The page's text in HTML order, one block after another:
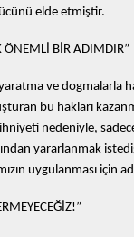
elde etmiştir.
ÖNEMLİ BİR ADIMDIR”
ve dogmalarla
bu hakları
nedeniyle,
yararlanmak
uygulanması